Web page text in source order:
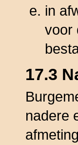
in
voor
17.3
nadere